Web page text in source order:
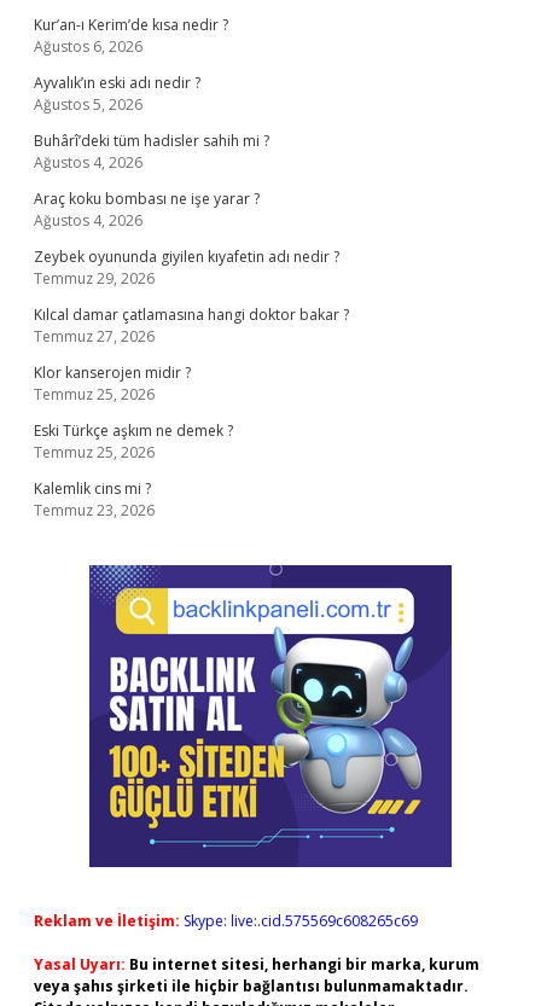
Kur’an-ı Kerim’de kısa nedir ?
Ağustos 6, 2026
Ayvalık’ın eski adı nedir ?
Ağustos 5, 2026
Buhârî’deki tüm hadisler sahih mi ?
Ağustos 4, 2026
Araç koku bombası ne işe yarar ?
Ağustos 4, 2026
Zeybek oyununda giyilen kıyafetin adı nedir ?
Temmuz 29, 2026
Kılcal damar çatlamasına hangi doktor bakar ?
Temmuz 27, 2026
Klor kanserojen midir ?
Temmuz 25, 2026
Eski Türkçe aşkım ne demek ?
Temmuz 25, 2026
Kalemlik cins mi ?
Temmuz 23, 2026
Reklam ve İletişim: Skype: live:.cid.575569c608265c69
Yasal Uyarı: Bu internet sitesi, herhangi bir marka, kurum
veya şahıs şirketi ile hiçbir bağlantısı bulunmamaktadır.